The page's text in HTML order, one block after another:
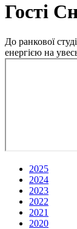
Гості
До ранкової
енергією на
2025
2024
2023
2022
2021
2020